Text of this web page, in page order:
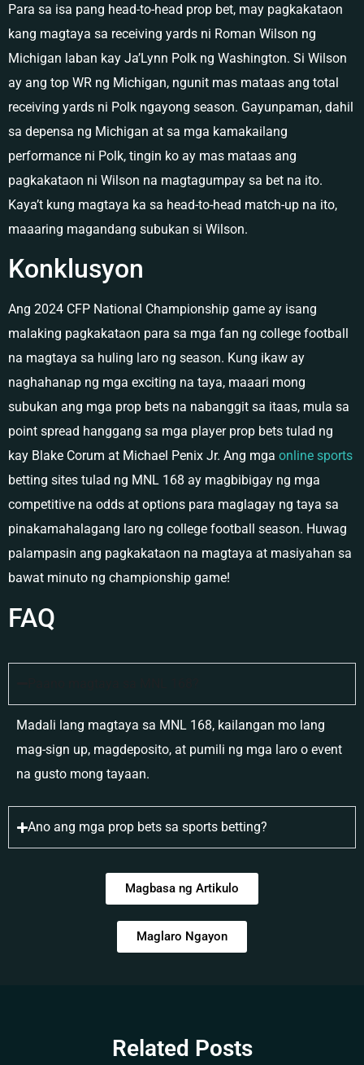
Para sa isa pang head-to-head prop bet, may pagkakataon
kang magtaya sa receiving yards ni Roman Wilson ng
Michigan laban kay Ja’Lynn Polk ng Washington. Si Wilson
ay ang top WR ng Michigan, ngunit mas mataas ang total
receiving yards ni Polk ngayong season. Gayunpaman, dahil
sa depensa ng Michigan at sa mga kamakailang
performance ni Polk, tingin ko ay mas mataas ang
pagkakataon ni Wilson na magtagumpay sa bet na ito.
Kaya’t kung magtaya ka sa head-to-head match-up na ito,
maaaring magandang subukan si Wilson.
Konklusyon
Ang 2024 CFP National Championship game ay isang
malaking pagkakataon para sa mga fan ng college football
na magtaya sa huling laro ng season. Kung ikaw ay
naghahanap ng mga exciting na taya, maaari mong
subukan ang mga prop bets na nabanggit sa itaas, mula sa
point spread hanggang sa mga player prop bets tulad ng
kay Blake Corum at Michael Penix Jr. Ang mga online sports
betting sites tulad ng MNL 168 ay magbibigay ng mga
competitive na odds at options para maglagay ng taya sa
pinakamahalagang laro ng college football season. Huwag
palampasin ang pagkakataon na magtaya at masiyahan sa
bawat minuto ng championship game!
FAQ
Madali lang magtaya sa MNL 168, kailangan mo lang
mag-sign up, magdeposito, at pumili ng mga laro o event
na gusto mong tayaan.
Ano ang mga prop bets sa sports betting?
Magbasa ng Artikulo
Maglaro Ngayon
Related Posts